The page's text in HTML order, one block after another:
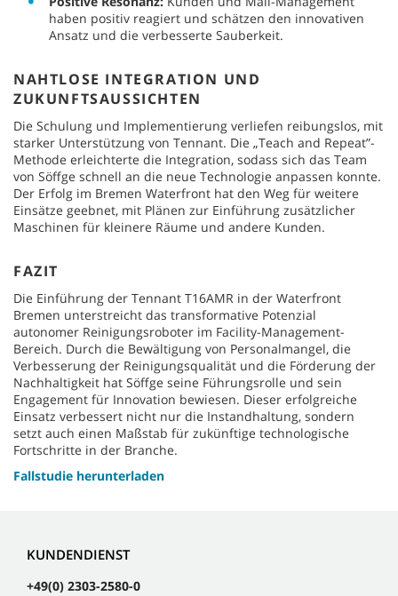
haben positiv reagiert und schätzen den innovativen
Ansatz und die verbesserte Sauberkeit.
NAHTLOSE INTEGRATION UND
ZUKUNFTSAUSSICHTEN
Die Schulung und Implementierung verliefen reibungslos, mit
starker Unterstützung von Tennant. Die „Teach and Repeat”-
Methode erleichterte die Integration, sodass sich das Team
von Söffge schnell an die neue Technologie anpassen konnte.
Der Erfolg im Bremen Waterfront hat den Weg für weitere
Einsätze geebnet, mit Plänen zur Einführung zusätzlicher
Maschinen für kleinere Räume und andere Kunden.
FAZIT
Die Einführung der Tennant T16AMR in der Waterfront
Bremen unterstreicht das transformative Potenzial
autonomer Reinigungsroboter im Facility-Management-
Bereich. Durch die Bewältigung von Personalmangel, die
Verbesserung der Reinigungsqualität und die Förderung der
Nachhaltigkeit hat Söffge seine Führungsrolle und sein
Engagement für Innovation bewiesen. Dieser erfolgreiche
Einsatz verbessert nicht nur die Instandhaltung, sondern
setzt auch einen Maßstab für zukünftige technologische
Fortschritte in der Branche.
Fallstudie herunterladen
KUNDENDIENST
+49(0) 2303-2580-0